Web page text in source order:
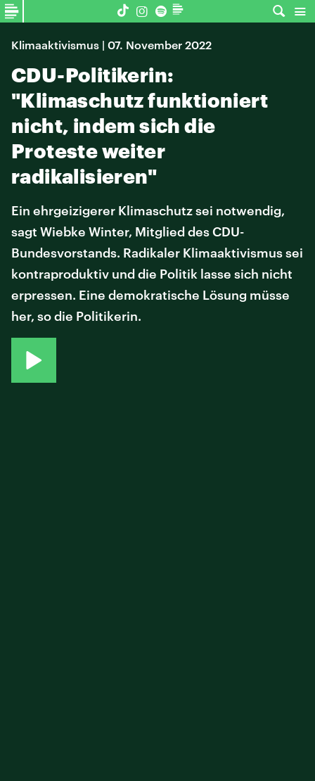
Klimaaktivismus | 07. November 2022
CDU-Politikerin:
"Klimaschutz funktioniert
nicht, indem sich die
Proteste weiter
radikalisieren"
Ein ehrgeizigerer Klimaschutz sei notwendig,
sagt Wiebke Winter, Mitglied des CDU-
Bundesvorstands. Radikaler Klimaaktivismus sei
kontraproduktiv und die Politik lasse sich nicht
erpressen. Eine demokratische Lösung müsse
her, so die Politikerin.